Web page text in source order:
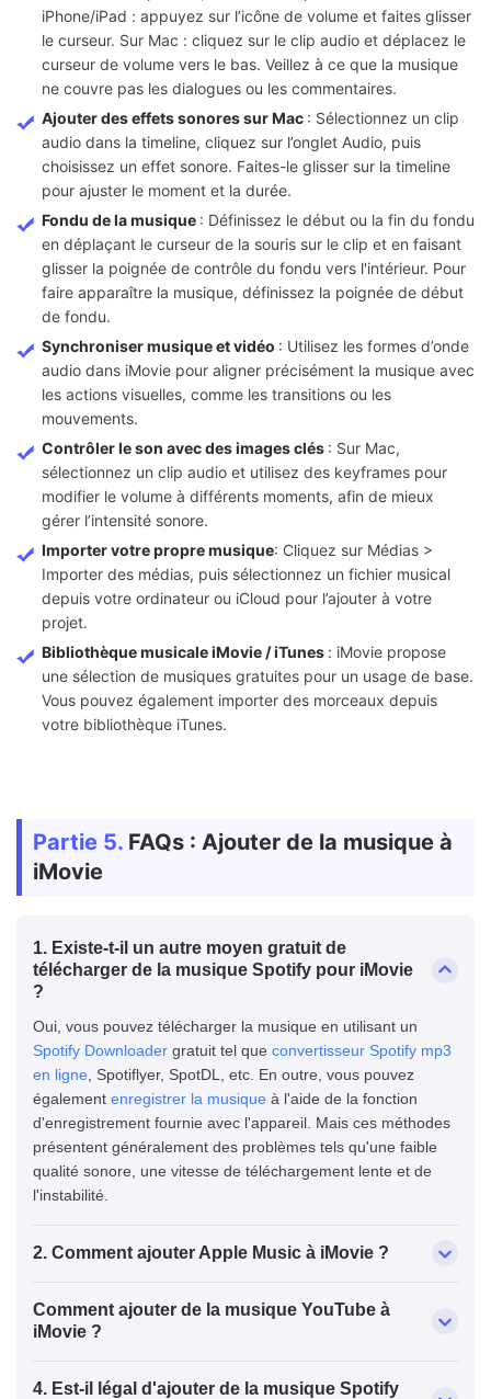
iPhone/iPad : appuyez sur l’icône de volume et faites glisser
le curseur. Sur Mac : cliquez sur le clip audio et déplacez le
curseur de volume vers le bas. Veillez à ce que la musique
ne couvre pas les dialogues ou les commentaires.
Ajouter des effets sonores sur Mac : Sélectionnez un clip
audio dans la timeline, cliquez sur l’onglet Audio, puis
choisissez un effet sonore. Faites-le glisser sur la timeline
pour ajuster le moment et la durée.
Fondu de la musique : Définissez le début ou la fin du fondu
en déplaçant le curseur de la souris sur le clip et en faisant
glisser la poignée de contrôle du fondu vers l'intérieur. Pour
faire apparaître la musique, définissez la poignée de début
de fondu.
Synchroniser musique et vidéo : Utilisez les formes d’onde
audio dans iMovie pour aligner précisément la musique avec
les actions visuelles, comme les transitions ou les
mouvements.
Contrôler le son avec des images clés : Sur Mac,
sélectionnez un clip audio et utilisez des keyframes pour
modifier le volume à différents moments, afin de mieux
gérer l’intensité sonore.
Importer votre propre musique: Cliquez sur Médias >
Importer des médias, puis sélectionnez un fichier musical
depuis votre ordinateur ou iCloud pour l’ajouter à votre
projet.
Bibliothèque musicale iMovie / iTunes : iMovie propose
une sélection de musiques gratuites pour un usage de base.
Vous pouvez également importer des morceaux depuis
votre bibliothèque iTunes.
Partie 5. FAQs : Ajouter de la musique à
iMovie
1. Existe-t-il un autre moyen gratuit de
télécharger de la musique Spotify pour iMovie
?
Oui, vous pouvez télécharger la musique en utilisant un
Spotify Downloader gratuit tel que convertisseur Spotify mp3
en ligne , Spotiflyer, SpotDL, etc. En outre, vous pouvez
également enregistrer la musique à l'aide de la fonction
d'enregistrement fournie avec l'appareil. Mais ces méthodes
présentent généralement des problèmes tels qu'une faible
qualité sonore, une vitesse de téléchargement lente et de
l'instabilité.
2. Comment ajouter Apple Music à iMovie ?
Comment ajouter de la musique YouTube à
iMovie ?
4. Est-il légal d'ajouter de la musique Spotify